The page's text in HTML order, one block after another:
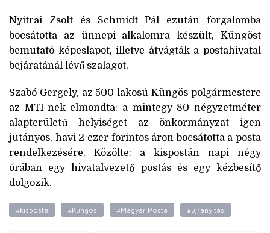
Nyitrai Zsolt és Schmidt Pál ezután forgalomba
bocsátotta az ünnepi alkalomra készült, Küngöst
bemutató képeslapot, illetve átvágták a postahivatal
bejáratánál lévő szalagot.
Szabó Gergely, az 500 lakosú Küngös polgármestere
az MTI-nek elmondta: a mintegy 80 négyzetméter
alapterületű helyiséget az önkormányzat igen
jutányos, havi 2 ezer forintos áron bocsátotta a posta
rendelkezésére. Közölte: a kispostán napi négy
órában egy hivatalvezető postás és egy kézbesítő
dolgozik.
#kisposta #Küngös #Magyar Posta #újranyitás